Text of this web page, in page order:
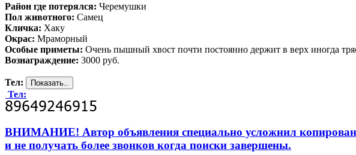
Район где потерялся: Черемушки
Пол животного: Самец
Кличка: Хаку
Окрас: Мраморный
Особые приметы: Очень пышный хвост почти постоянно держит в верх иногда
Вознаграждение: 3000 руб.
Тел:
Тел:
ВНИМАНИЕ! Автор объявления специально усложнил
и не получать более звонков когда поиски завершены.